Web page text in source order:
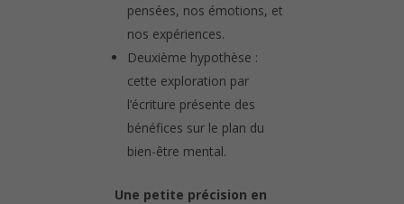
pensées, nos émotions, et
nos expériences.
Deuxième hypothèse :
cette exploration par
l’écriture présente des
bénéfices sur le plan du
bien-être mental.
Une petite précision en